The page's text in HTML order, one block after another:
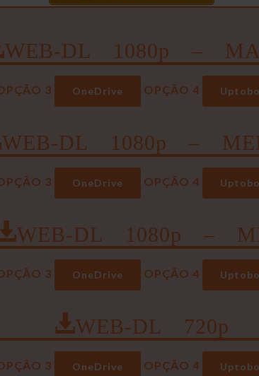
WEB-DL 1080p –
3 OneDrive OPÇÃO 4
WEB-DL 1080p –
3 OneDrive OPÇÃO 4
WEB-DL 1080p –
3 OneDrive OPÇÃO 4
WEB-DL 720p
3 OneDrive OPÇÃO 4